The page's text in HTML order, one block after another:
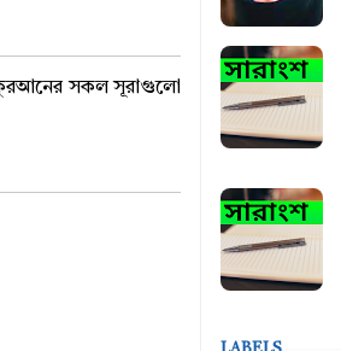
কুরআনের সকল সূরাগুলো